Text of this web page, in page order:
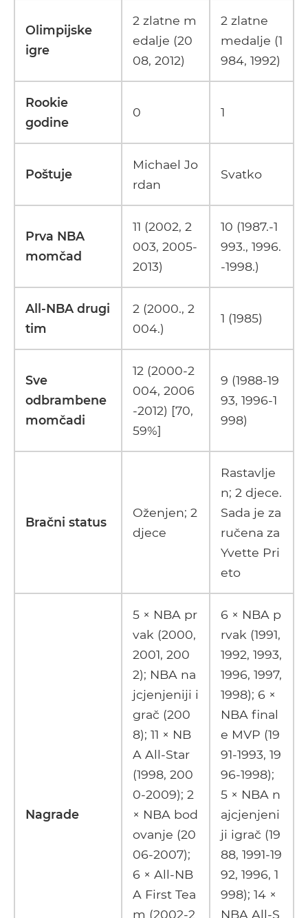
Olimpijske
igre
2 zlatne m
edalje (20
08, 2012)
2 zlatne
medalje (1
984, 1992)
Rookie
godine
0 1
Poštuje
Michael Jo
rdan
Svatko
Prva NBA
momčad
11 (2002, 2
003, 2005-
2013)
10 (1987.-1
993., 1996.
-1998.)
All-NBA drugi
tim
2 (2000., 2
004.)
1 (1985)
Sve
odbrambene
momčadi
12 (2000-2
004, 2006
-2012) [70,
59%]
9 (1988-19
93, 1996-1
998)
Bračni status
Oženjen; 2
djece
Rastavlje
n; 2 djece.
Sada je za
ručena za
Yvette Pri
eto
Nagrade
5 × NBA pr
vak (2000,
2001, 200
2); NBA na
jcjenjeniji i
grač (200
8); 11 × NB
A All-Star
(1998, 200
0-2009); 2
× NBA bod
ovanje (20
06-2007);
6 × All-NB
A First Tea
m (2002-2
6 × NBA p
rvak (1991,
1992, 1993,
1996, 1997,
1998); 6 ×
NBA final
e MVP (19
91-1993, 19
96-1998);
5 × NBA n
ajcjenjeni
ji igrač (19
88, 1991-19
92, 1996, 1
998); 14 ×
NBA All-S